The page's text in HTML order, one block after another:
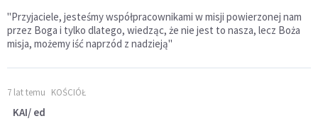
"Przyjaciele, jesteśmy współpracownikami w misji powierzonej nam
przez Boga i tylko dlatego, wiedząc, że nie jest to nasza, lecz Boża
misja, możemy iść naprzód z nadzieją"
7 lat temu KOŚCIÓŁ
KAI/ ed